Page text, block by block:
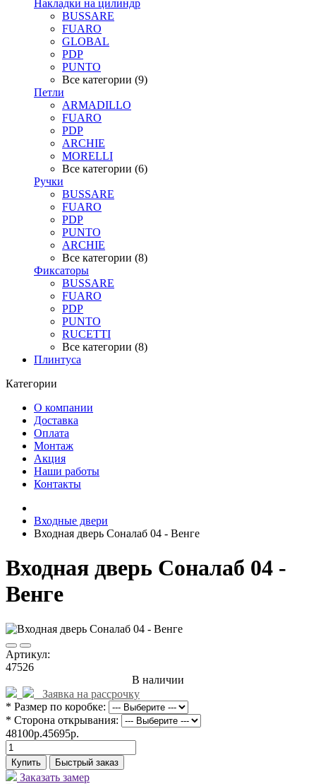
Накладки на цилиндр
BUSSARE
FUARO
GLOBAL
PDP
PUNTO
Все категории (9)
Петли
ARMADILLO
FUARO
PDP
ARCHIE
MORELLI
Все категории (6)
Ручки
BUSSARE
FUARO
PDP
PUNTO
ARCHIE
Все категории (8)
Фиксаторы
BUSSARE
FUARO
PDP
PUNTO
RUCETTI
Все категории (8)
Плинтуса
Категории
О компании
Доставка
Оплата
Монтаж
Акция
Наши работы
Контакты
Входные двери
Входная дверь Соналаб 04 - Венге
Входная дверь Соналаб 04 -
Венге
Артикул:
47526
В наличии
Заявка на рассрочку
* Размер по коробке:
* Сторона открывания:
48100р.45695р.
Купить Быстрый заказ
Заказать замер